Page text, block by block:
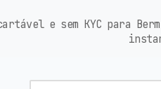
e sem KYC